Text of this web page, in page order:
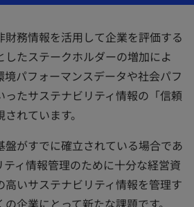
財務情報を活用して企業を評価する
たステークホルダーの増加によ
境パフォーマンスデータや社会パフ
ったサステナビリティ情報の「信頼
れています。
盤がすでに確立されている場合であ
ティ情報管理のために十分な経営資
高いサステナビリティ情報を管理す
企業にとって新たな課題です。